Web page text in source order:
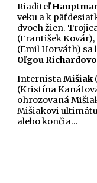
Riaditeľ
veku a k
dvoch žien.
(František Kovár),
(Emil Horváth) sa
Oľgou
InternistaMišiak
(Kristína
ohrozovaná
Mišiakovi
alebo končia…